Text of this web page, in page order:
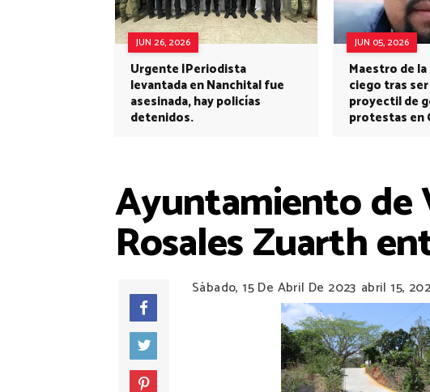
JUN 26, 2026
Urgente |Periodista
levantada en Nanchital fue
asesinada, hay policías
detenidos.
JUN 05, 2026
Maestro de la
ciego tras
proyectil de
protestas en
Ayuntamiento de
Rosales Zuarth
Sábado, 15 De Abril De 2023 abril 15,